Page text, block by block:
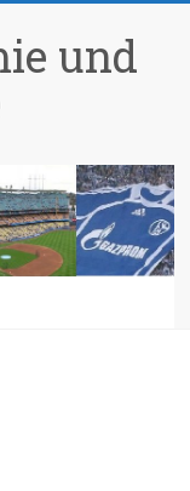
und